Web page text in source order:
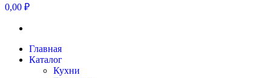
0,00 ₽
Главная
Каталог
Кухни